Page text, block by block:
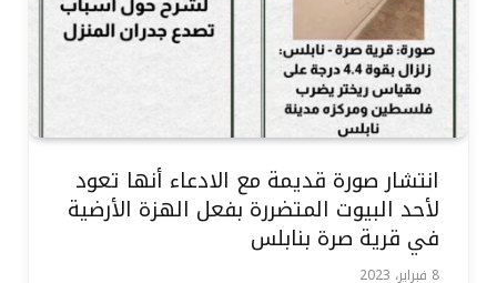
انتشار صورة قديمة مع الادعاء أنها تعود
لأحد البيوت المتضررة بفعل الهزة الأرضية
في قرية صرة بنابلس
8 فبراير، 2023